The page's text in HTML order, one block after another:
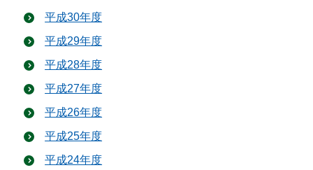
平成30年度
平成29年度
平成28年度
平成27年度
平成26年度
平成25年度
平成24年度